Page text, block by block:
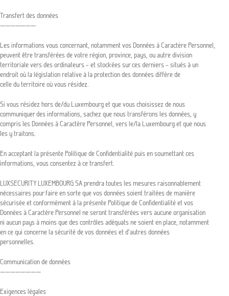
Transfert des données
———————
Les informations vous concernant, notamment vos Données à Caractère Personnel,
peuvent être transférées de votre région, province, pays, ou autre division
territoriale vers des ordinateurs – et stockées sur ces derniers – situés à un
endroit où la législation relative à la protection des données diffère de
celle du territoire où vous résidez.
Si vous résidez hors de/du Luxembourg et que vous choisissez de nous
communiquer des informations, sachez que nous transférons les données, y
compris les Données à Caractère Personnel, vers le/la Luxembourg et que nous
les y traitons.
En acceptant la présente Politique de Confidentialité puis en soumettant ces
informations, vous consentez à ce transfert.
LUXSECURITY LUXEMBOURG SA prendra toutes les mesures raisonnablement
nécessaires pour faire en sorte que vos données soient traitées de manière
sécurisée et conformément à la présente Politique de Confidentialité et vos
Données à Caractère Personnel ne seront transférées vers aucune organisation
ni aucun pays à moins que des contrôles adéquats ne soient en place, notamment
en ce qui concerne la sécurité de vos données et d’autres données
personnelles.
Communication de données
————————
Exigences légales